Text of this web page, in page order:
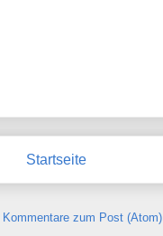
Startseite
Kommentare zum Post (Atom)